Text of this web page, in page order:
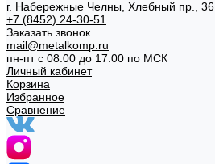
г. Набережные Челны, Хлебный пр., 36
+7 (8452) 24-30-51
Заказать звонок
mail@metalkomp.ru
пн-пт с 08:00 до 17:00 по МСК
Личный кабинет
Корзина
Избранное
Сравнение